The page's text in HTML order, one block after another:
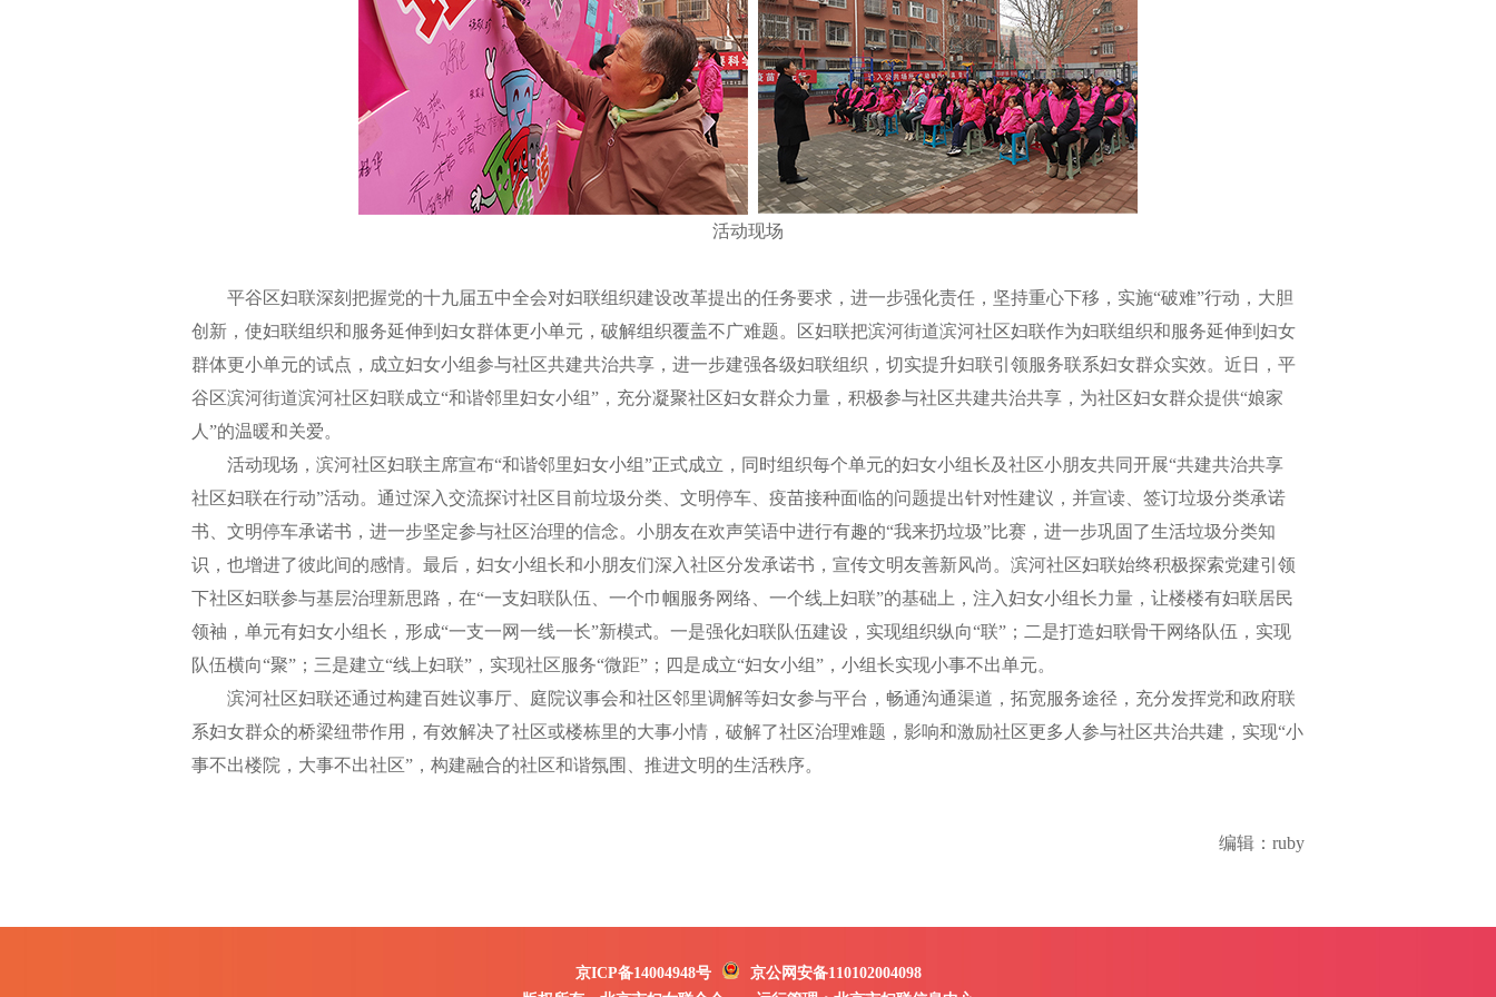
活动现场
平谷区妇联深刻把握党的十九届五中全会对妇联组织建设改革提出的任务要求，进一步强化责任，坚持重心下移，实施“破难”行动，大胆
创新，使妇联组织和服务延伸到妇女群体更小单元，破解组织覆盖不广难题。区妇联把滨河街道滨河社区妇联作为妇联组织和服务延伸到妇女
群体更小单元的试点，成立妇女小组参与社区共建共治共享，进一步建强各级妇联组织，切实提升妇联引领服务联系妇女群众实效。近日，平
谷区滨河街道滨河社区妇联成立“和谐邻里妇女小组”，充分凝聚社区妇女群众力量，积极参与社区共建共治共享，为社区妇女群众提供“娘家
人”的温暖和关爱。
活动现场，滨河社区妇联主席宣布“和谐邻里妇女小组”正式成立，同时组织每个单元的妇女小组长及社区小朋友共同开展“共建共治共享
社区妇联在行动”活动。通过深入交流探讨社区目前垃圾分类、文明停车、疫苗接种面临的问题提出针对性建议，并宣读、签订垃圾分类承诺
书、文明停车承诺书，进一步坚定参与社区治理的信念。小朋友在欢声笑语中进行有趣的“我来扔垃圾”比赛，进一步巩固了生活垃圾分类知
识，也增进了彼此间的感情。最后，妇女小组长和小朋友们深入社区分发承诺书，宣传文明友善新风尚。滨河社区妇联始终积极探索党建引领
下社区妇联参与基层治理新思路，在“一支妇联队伍、一个巾帼服务网络、一个线上妇联”的基础上，注入妇女小组长力量，让楼楼有妇联居民
领袖，单元有妇女小组长，形成“一支一网一线一长”新模式。一是强化妇联队伍建设，实现组织纵向“联”；二是打造妇联骨干网络队伍，实现
队伍横向“聚”；三是建立“线上妇联”，实现社区服务“微距”；四是成立“妇女小组”，小组长实现小事不出单元。
滨河社区妇联还通过构建百姓议事厅、庭院议事会和社区邻里调解等妇女参与平台，畅通沟通渠道，拓宽服务途径，充分发挥党和政府联
系妇女群众的桥梁纽带作用，有效解决了社区或楼栋里的大事小情，破解了社区治理难题，影响和激励社区更多人参与社区共治共建，实现“小
事不出楼院，大事不出社区”，构建融合的社区和谐氛围、推进文明的生活秩序。
编辑：ruby
京ICP备14004948号
京公网安备110102004098